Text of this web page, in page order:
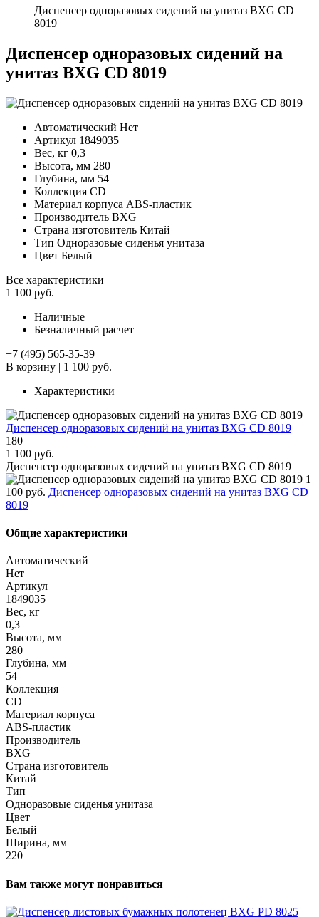
Диспенсер одноразовых сидений на унитаз BXG CD
8019
Диспенсер одноразовых сидений на
унитаз BXG CD 8019
Автоматический Нет
Артикул 1849035
Вес, кг 0,3
Высота, мм 280
Глубина, мм 54
Коллекция CD
Материал корпуса ABS-пластик
Производитель BXG
Страна изготовитель Китай
Тип Одноразовые сиденья унитаза
Цвет Белый
Все характеристики
1 100 руб.
Наличные
Безналичный расчет
+7 (495) 565-35-39
В корзину | 1 100 руб.
Характеристики
Диспенсер одноразовых сидений на унитаз BXG CD 8019
180
1 100 руб.
Диспенсер одноразовых сидений на унитаз BXG CD 8019
1
100 руб. Диспенсер одноразовых сидений на унитаз BXG CD
8019
Общие характеристики
Автоматический
Нет
Артикул
1849035
Вес, кг
0,3
Высота, мм
280
Глубина, мм
54
Коллекция
CD
Материал корпуса
ABS-пластик
Производитель
BXG
Страна изготовитель
Китай
Тип
Одноразовые сиденья унитаза
Цвет
Белый
Ширина, мм
220
Вам также могут понравиться